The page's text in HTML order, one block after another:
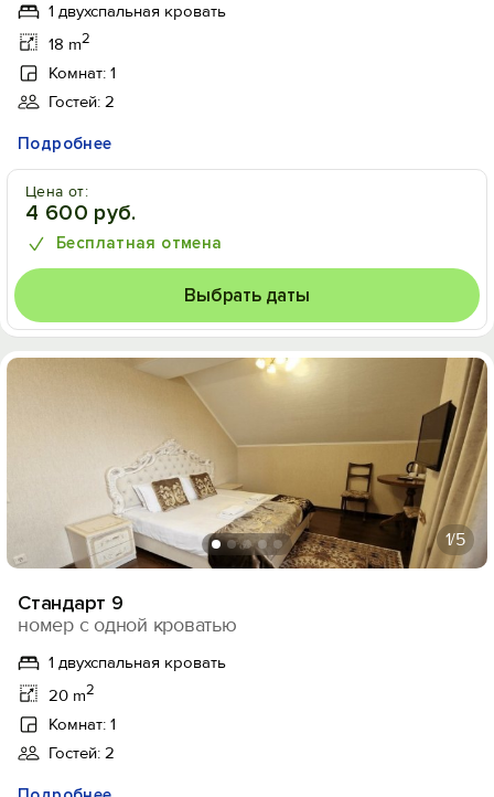
1 двухспальная кровать
18 m2
Комнат: 1
Гостей: 2
Подробнее
Цена от:
4 600 руб.
Бесплатная отмена
Выбрать даты
1/5
Стандарт 9
номер с одной кроватью
1 двухспальная кровать
20 m2
Комнат: 1
Гостей: 2